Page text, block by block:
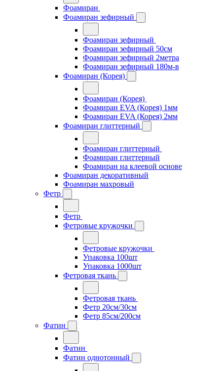
Фоамиран
Фоамиран зефирный
Фоамиран зефирный
Фоамиран зефирный 50см
Фоамиран зефирный 2метра
Фоамиран зефирный 180м-в
Фоамиран (Корея)
Фоамиран (Корея)
Фоамиран EVA (Корея) 1мм
Фоамиран EVA (Корея) 2мм
Фоамиран глиттерный
Фоамиран глиттерный
Фоамиран глиттерный
Фоамиран на клеевой основе
Фоамиран декоративный
Фоамиран махровый
Фетр
Фетр
Фетровые кружочки
Фетровые кружочки
Упаковка 100шт
Упаковка 1000шт
Фетровая ткань
Фетровая ткань
Фетр 20см/30см
Фетр 85см/200см
Фатин
Фатин
Фатин однотонный